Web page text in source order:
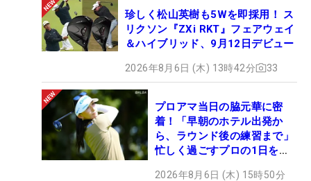
珍しく松山英樹も5Wを即採用！ ス
リクソン『ZXi RKT』フェアウェイ
＆ハイブリッド、9月12日デビュー
2026年8月6日 (木) 13時42分 33
プロアマ当日の脇元華に密
着！「早朝のホテル出発か
ら、ラウンド後の練習まで」
忙しく過ごすプロの1日を公
2026年8月6日 (木) 15時50分